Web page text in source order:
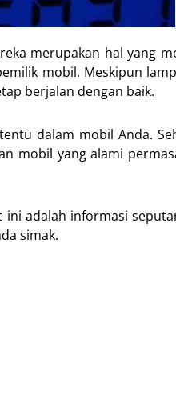
merupakan hal yang
mobil. Meskipun
berjalan dengan baik.
dalam mobil Anda.
mobil yang alami
ini adalah informasi
simak.